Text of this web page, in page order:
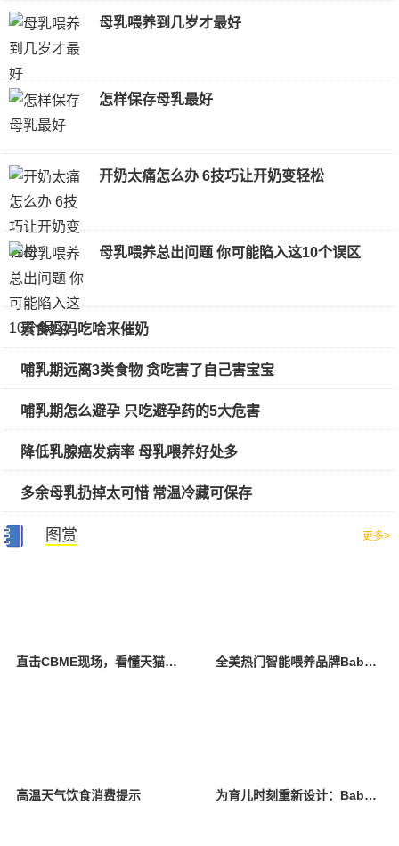
母乳喂养到几岁才最好
怎样保存母乳最好
开奶太痛怎么办 6技巧让开奶变轻松
母乳喂养总出问题 你可能陷入这10个误区
素食妈妈吃啥来催奶
哺乳期远离3类食物 贪吃害了自己害宝宝
哺乳期怎么避孕 只吃避孕药的5大危害
降低乳腺癌发病率 母乳喂养好处多
多余母乳扔掉太可惜 常温冷藏可保存
图赏 更多>
直击CBME现场，看懂天猫母婴“造牌”逻辑 全美热门智能喂养品牌Baby Brezza登陆中国，携手中西宝贝赋能轻松育儿
高温天气饮食消费提示 为育儿时刻重新设计：Babycare首创“时间之间”概念艺术展登陆2026 CBME